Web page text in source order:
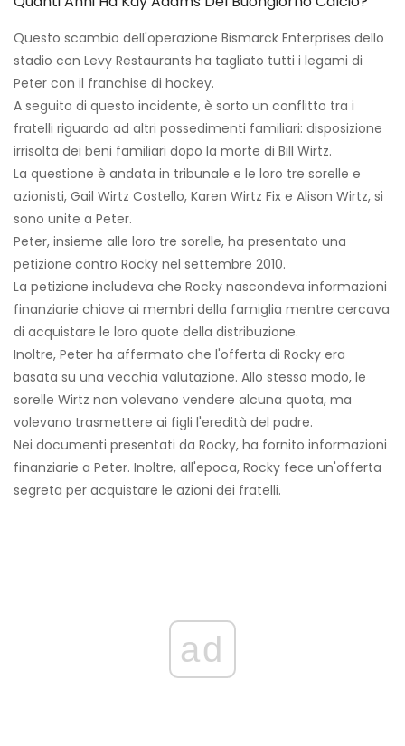
Questo scambio dell'operazione Bismarck Enterprises dello
stadio con Levy Restaurants ha tagliato tutti i legami di
Peter con il franchise di hockey.
A seguito di questo incidente, è sorto un conflitto tra i
fratelli riguardo ad altri possedimenti familiari: disposizione
irrisolta dei beni familiari dopo la morte di Bill Wirtz.
La questione è andata in tribunale e le loro tre sorelle e
azionisti, Gail Wirtz Costello, Karen Wirtz Fix e Alison Wirtz, si
sono unite a Peter.
Peter, insieme alle loro tre sorelle, ha presentato una
petizione contro Rocky nel settembre 2010.
La petizione includeva che Rocky nascondeva informazioni
finanziarie chiave ai membri della famiglia mentre cercava
di acquistare le loro quote della distribuzione.
Inoltre, Peter ha affermato che l'offerta di Rocky era
basata su una vecchia valutazione. Allo stesso modo, le
sorelle Wirtz non volevano vendere alcuna quota, ma
volevano trasmettere ai figli l'eredità del padre.
Nei documenti presentati da Rocky, ha fornito informazioni
finanziarie a Peter. Inoltre, all'epoca, Rocky fece un'offerta
segreta per acquistare le azioni dei fratelli.
ad